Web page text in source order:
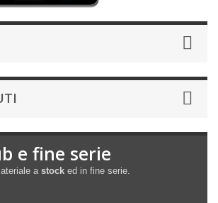
e fine serie
a stocked in fine serie.